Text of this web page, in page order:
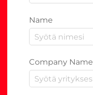
Name
Company Name